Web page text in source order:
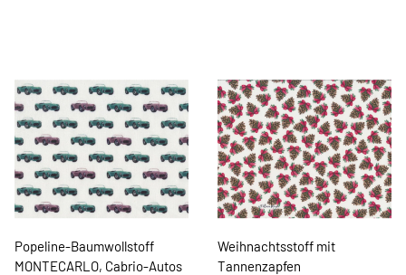
Popeline-Baumwollstoff
MONTECARLO, Cabrio-Autos
Weihnachtsstoff mit
Tannenzapfen